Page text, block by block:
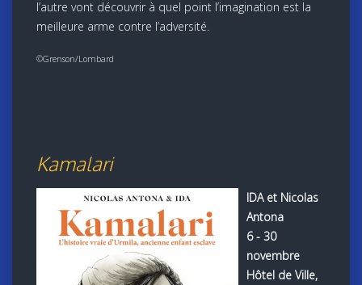
l’autre vont découvrir à quel point l’imagination est la
meilleure arme contre l’adversité.
©Grenson/Lombard
Kamalari
IDA et Nicolas
Antona
6 - 30
novembre
Hôtel de Ville,